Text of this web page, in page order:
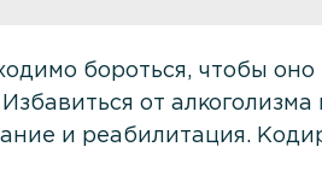
бороться, чтобы
от
и реабилитация.